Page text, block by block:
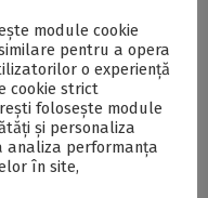
module cookie
pentru a opera
o experiență
cookie strict
folosește module
și personaliza
analiza performanța
în site,